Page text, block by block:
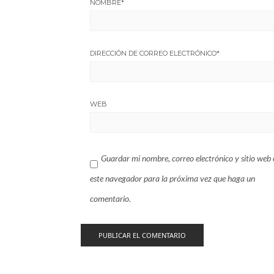
NOMBRE*
DIRECCIÓN DE CORREO ELECTRÓNICO*
WEB
Guardar mi nombre, correo electrónico y sitio web
este navegador para la próxima vez que haga un
comentario.